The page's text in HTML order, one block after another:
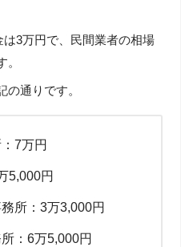
3万円で、民間業者の相場
。
の通りです。
7万円
5,000円
所：3万3,000円
：6万5,000円